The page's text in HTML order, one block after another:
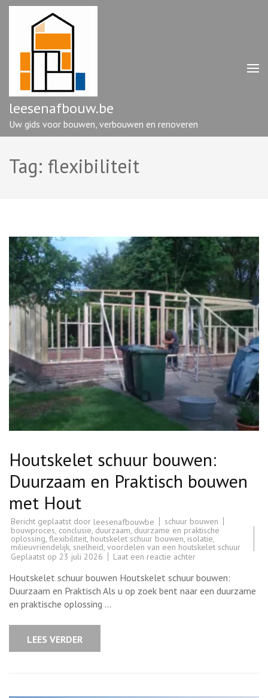
Ga
enter)
leesenafbouw.be
Uw gids voor bouwen, verbouwen en renoveren
Tag: flexibiliteit
Houtskelet schuur bouwen:
Duurzaam en Praktisch bouwen
met Hout
Bericht geplaatst door leesenafbouwbe
schuur bouwen
bouwproces, conclusie, duurzaam, duurzame en praktische
oplossing, flexibiliteit, houtskelet schuur bouwen, isolatie,
milieuvriendelijk, snelheid, voordelen van een houtskelet schuur
Geplaatst op 23 juli 2026 Laat een reactie achterop
schuur
bouwen:
Duurzaam
en
Houtskelet schuur bouwen Houtskelet schuur bouwen:
Duurzaam en Praktisch Als u op zoek bent naar een duurzame
en praktische oplossing …
LEES VERDER